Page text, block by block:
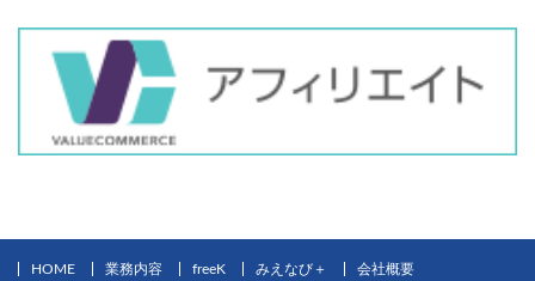
HOME 業務内容 freeK みえなび＋ 会社概要